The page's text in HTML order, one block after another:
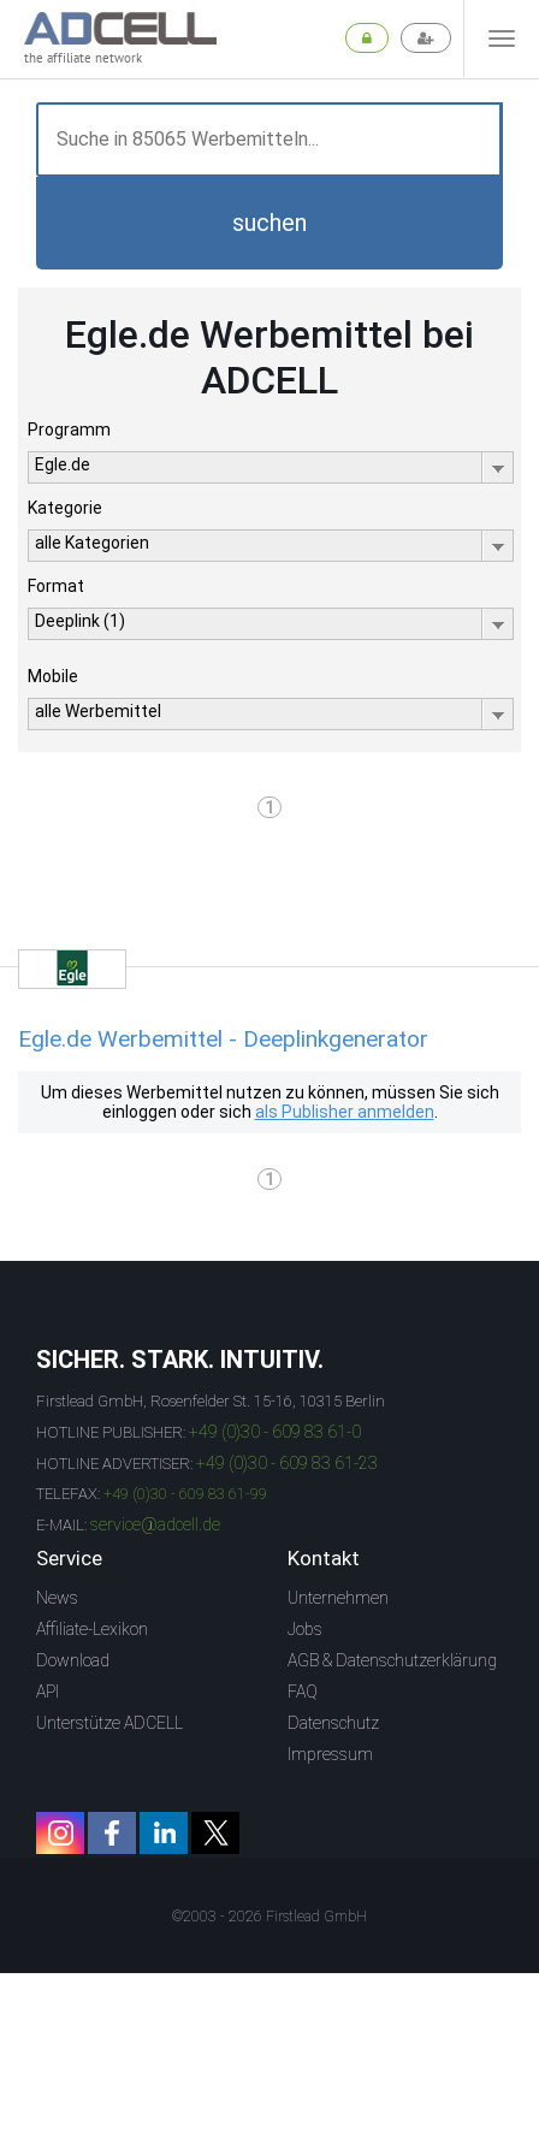
the affiliate network
suchen
Egle.de Werbemittel bei
ADCELL
Programm
Egle.de
Kategorie
alle Kategorien
Format
Deeplink (1)
Mobile
alle Werbemittel
1
Egle.de Werbemittel - Deeplinkgenerator
Um dieses Werbemittel nutzen zu können, müssen Sie sich
einloggen oder sich als Publisher anmelden
1
SICHER. STARK. INTUITIV.
Firstlead GmbH, Rosenfelder St. 15-16, 10315 Berlin
HOTLINE PUBLISHER: +49 (0)30 - 609 83 61-0
HOTLINE ADVERTISER: +49 (0)30 - 609 83 61-23
TELEFAX: +49 (0)30 - 609 83 61-99
E-MAIL: service@adcell.de
Service
News
Affiliate-Lexikon
Download
API
Unterstütze ADCELL
Kontakt
Unternehmen
Jobs
AGB & Datenschutzerklärung
FAQ
Datenschutz
Impressum
©2003 - 2026 Firstlead GmbH